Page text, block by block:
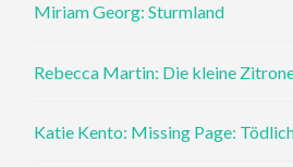
Miriam Georg: Sturmland
Rebecca Martin: Die kleine
Katie Kento: Missing Page: